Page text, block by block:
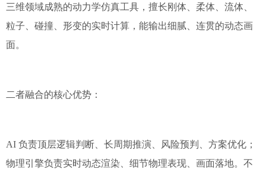
三维领域成熟的动力学仿真工具，擅长刚体、柔体、流体、
粒子、碰撞、形变的实时计算，能输出细腻、连贯的动态画
面。
二者融合的核心优势：
AI 负责顶层逻辑判断、长周期推演、风险预判、方案优化；
物理引擎负责实时动态渲染、细节物理表现、画面落地。不